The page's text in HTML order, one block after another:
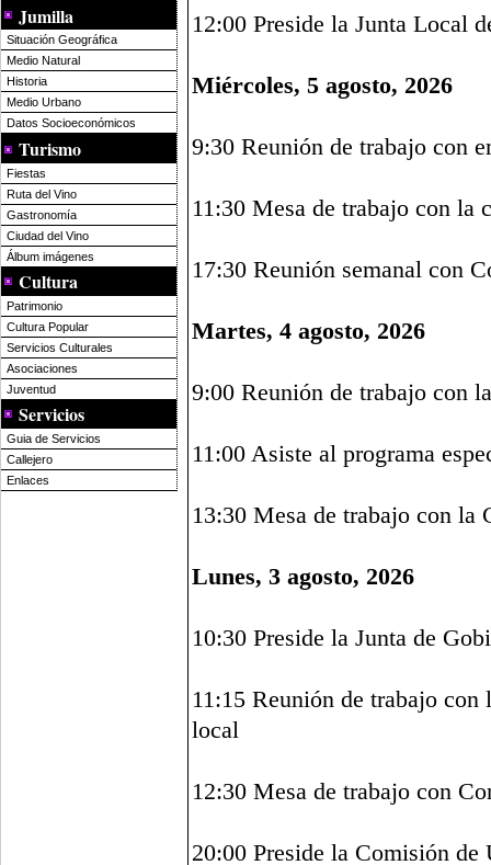
Jumilla
Situación Geográfica
Medio Natural
Historia
Medio Urbano
Datos Socioeconómicos
Turismo
Fiestas
Ruta del Vino
Gastronomía
Ciudad del Vino
Álbum imágenes
Cultura
Patrimonio
Cultura Popular
Servicios Culturales
Asociaciones
Juventud
Servicios
Guia de Servicios
Callejero
Enlaces
12:00 Preside la Junta Local
Miércoles, 5 agosto, 2026
9:30 Reunión de trabajo con
11:30 Mesa de trabajo con la
17:30 Reunión semanal con
Martes, 4 agosto, 2026
9:00 Reunión de trabajo con
11:00 Asiste al programa
13:30 Mesa de trabajo con la
Lunes, 3 agosto, 2026
10:30 Preside la Junta de
11:15 Reunión de trabajo
local
12:30 Mesa de trabajo con
20:00 Preside la Comisión